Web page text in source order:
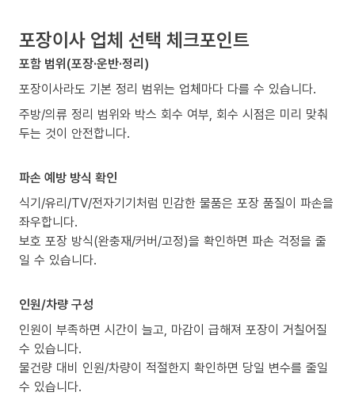
포장이사 업체 선택 체크포인트
포함 범위(포장·운반·정리)
포장이사라도 기본 정리 범위는 업체마다 다를 수 있습니다.
주방/의류 정리 범위와 박스 회수 여부, 회수 시점은 미리 맞춰
두는 것이 안전합니다.
파손 예방 방식 확인
식기/유리/TV/전자기기처럼 민감한 물품은 포장 품질이 파손을
좌우합니다.
보호 포장 방식(완충재/커버/고정)을 확인하면 파손 걱정을 줄
일 수 있습니다.
인원/차량 구성
인원이 부족하면 시간이 늘고, 마감이 급해져 포장이 거칠어질
수 있습니다.
물건량 대비 인원/차량이 적절한지 확인하면 당일 변수를 줄일
수 있습니다.